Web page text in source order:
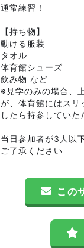
通常練習！
【持ち物】
動ける服装
タオル
体育館シューズ
飲み物 など
※見学のみの場合、
が、体育館にはスリ
したら持参してい
当日参加者が3人以
ご了承ください
この